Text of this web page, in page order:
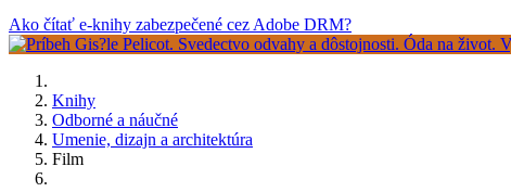
Ako čítať e-knihy zabezpečené cez Adobe DRM?
Knihy
Odborné a náučné
Umenie, dizajn a architektúra
Film